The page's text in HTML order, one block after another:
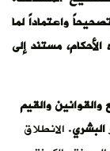
واعتماداً لما
مستند إلى
والقيم
. الانطلاق